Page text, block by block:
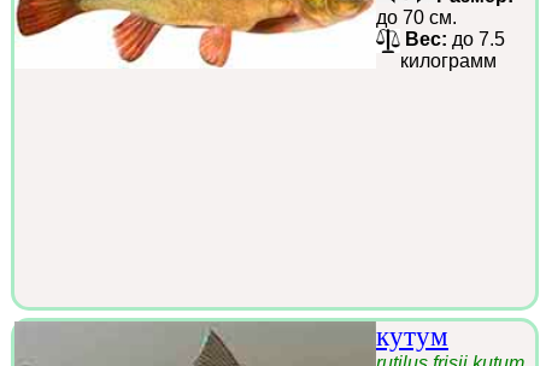
до 70 см.
Вес: до 7.5
килограмм
кутум